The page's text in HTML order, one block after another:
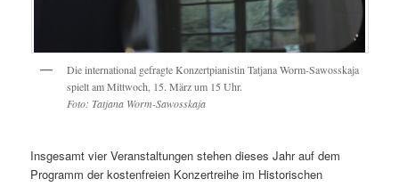
Die international gefragte Konzertpianistin Tatjana Worm-Sawosskaja
spielt am Mittwoch, 15. März um 15 Uhr.
Foto: Tatjana Worm-Sawosskaja
Insgesamt vier Veranstaltungen stehen dieses Jahr auf dem
Programm der kostenfreien Konzertreihe im Historischen